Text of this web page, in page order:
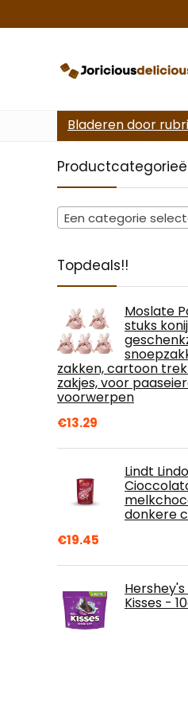
Bladeren door
Een categorie
Topdeals!!
Moslate
stuks
zakken, cartoon
zakjes, voor
voorwerpen
€13.29
Lindt
donkere
€19.45
Kisses -